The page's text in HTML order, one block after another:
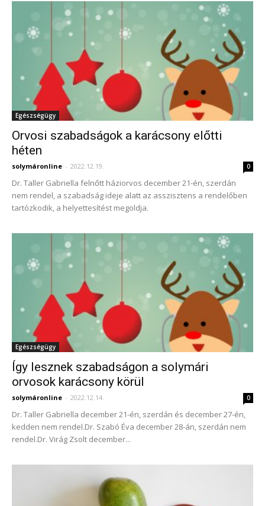
Egészségügy
Orvosi szabadságok a karácsony előtti
héten
solymáronline - 2022.12.19. 0
Dr. Taller Gabriella felnőtt háziorvos december 21-én, szerdán
nem rendel, a szabadság ideje alatt az asszisztens a rendelőben
tartózkodik, a helyettesítést megoldja.
Egészségügy
Így lesznek szabadságon a solymári
orvosok karácsony körül
solymáronline - 2022.12.14. 0
Dr. Taller Gabriella december 21-én, szerdán és december 27-én,
kedden nem rendel.Dr. Szabó Éva december 28-án, szerdán nem
rendel.Dr. Virág Zsolt december...